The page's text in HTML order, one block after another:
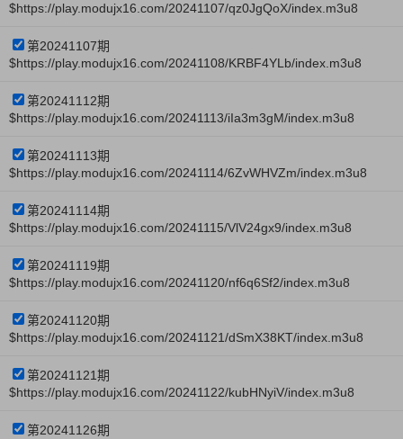
$https://play.modujx16.com/20241107/qz0JgQoX/index.m3u8
第20241107期
$https://play.modujx16.com/20241108/KRBF4YLb/index.m3u8
第20241112期
$https://play.modujx16.com/20241113/iIa3m3gM/index.m3u8
第20241113期
$https://play.modujx16.com/20241114/6ZvWHVZm/index.m3u8
第20241114期
$https://play.modujx16.com/20241115/VlV24gx9/index.m3u8
第20241119期
$https://play.modujx16.com/20241120/nf6q6Sf2/index.m3u8
第20241120期
$https://play.modujx16.com/20241121/dSmX38KT/index.m3u8
第20241121期
$https://play.modujx16.com/20241122/kubHNyiV/index.m3u8
第20241126期